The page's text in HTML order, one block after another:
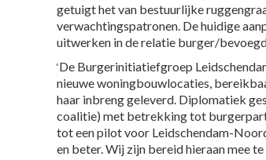
getuigt het van bestuurlijke
verwachtingspatronen. De huidige
uitwerken in de relatie burger/
‘De Burgerinitiatiefgroep
nieuwe woningbouwlocaties,
haar inbreng geleverd. Diplomatiek
coalitie) met betrekking tot
tot een pilot voor Leidschendam-
en beter. Wij zijn bereid hieraan mee te